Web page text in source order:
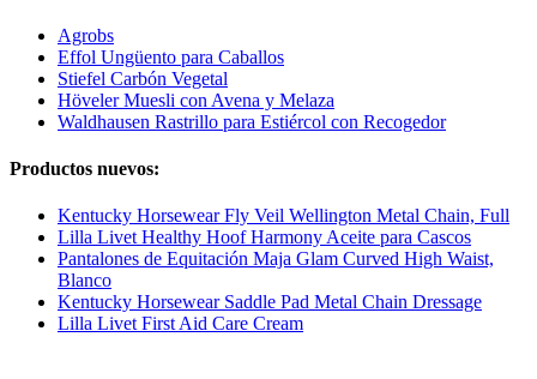
Agrobs
Effol Ungüento para Caballos
Stiefel Carbón Vegetal
Höveler Muesli con Avena y Melaza
Waldhausen Rastrillo para Estiércol con Recogedor
Productos nuevos:
Kentucky Horsewear Fly Veil Wellington Metal Chain, Full
Lilla Livet Healthy Hoof Harmony Aceite para Cascos
Pantalones de Equitación Maja Glam Curved High Waist,
Blanco
Kentucky Horsewear Saddle Pad Metal Chain Dressage
Lilla Livet First Aid Care Cream